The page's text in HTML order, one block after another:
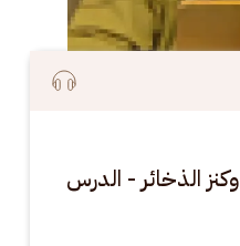
الذخائر - الدرس